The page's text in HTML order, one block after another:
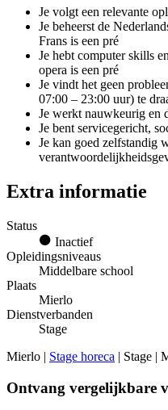
Je volgt een relevante
Je beheerst de
Frans is een pré
Je hebt computer skills
opera is een pré
Je vindt het geen
07:00 – 23:00 uur) te
Je werkt nauwkeurig en
Je bent servicegericht,
Je kan goed zelfstandig
Extra informatie
Status
Inactief
Opleidingsniveaus
Middelbare school
Plaats
Mierlo
Dienstverbanden
Stage
Mierlo | Stage horeca | Stage |
Ontvang vergelijkbare